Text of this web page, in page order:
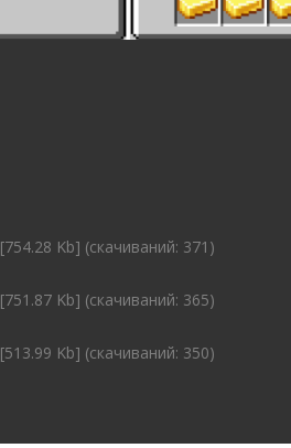
[754.28 Kb] (cкачиваний: 371)
[751.87 Kb] (cкачиваний: 365)
[513.99 Kb] (cкачиваний: 350)